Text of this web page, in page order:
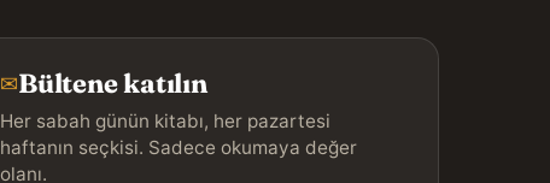
✉Bültene katılın
Her sabah günün kitabı, her pazartesi
haftanın seçkisi. Sadece okumaya değer
olanı.